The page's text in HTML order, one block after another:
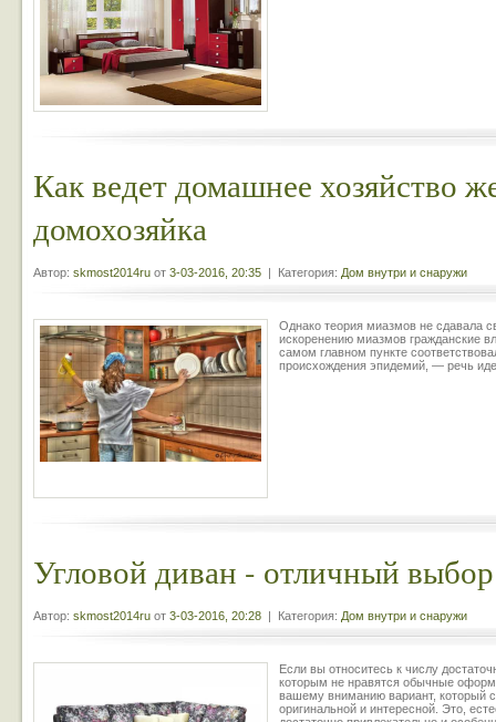
Как ведет домашнее хозяйство
домохозяйка
Автор: skmost2014ru от 3-03-2016, 20:35 | Категория: Дом внутри и снаружи
Однако теория миазмов не сдавала
искоренению миазмов гражданские
самом главном пункте
происхождения эпидемий, — речь
Угловой диван - отличный выбор
Автор: skmost2014ru от 3-03-2016, 20:28 | Категория: Дом внутри и снаружи
Если вы относитесь к числу
которым не нравятся обычные
вашему вниманию вариант, который
оригинальной и интересной. Это,